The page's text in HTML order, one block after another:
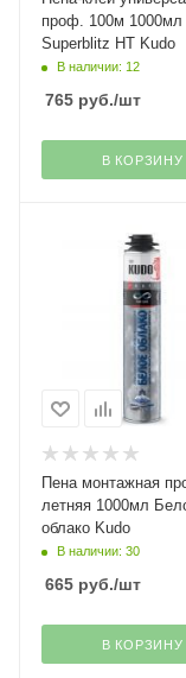
проф. 100м 1000мл
Superblitz HT Kudo
В наличии: 12
765 руб./шт
В КОРЗИНУ
Пена монтажная
летняя 1000мл
облако Kudo
В наличии: 30
665 руб./шт
В КОРЗИНУ